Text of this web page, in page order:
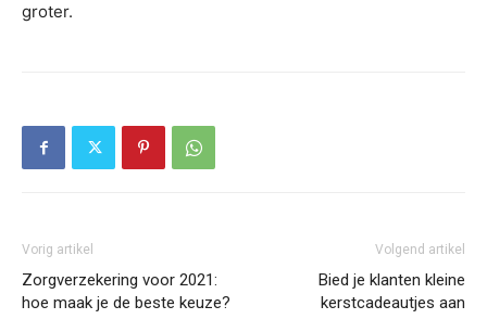
groter.
Vorig artikel
Zorgverzekering voor 2021:
hoe maak je de beste keuze?
Volgend artikel
Bied je klanten kleine
kerstcadeautjes aan